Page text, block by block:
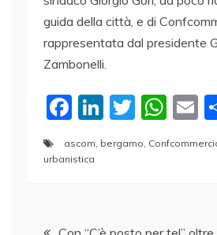
guida della città, e di
rappresentata dal presidente
Zambonelli.
F
c
Li
k
T
w
itt
W
h
at
E
m
ascom bergamo
urbanistica
Navigazione